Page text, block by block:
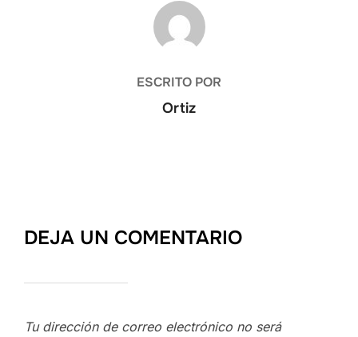
AUTOR DE LA PUBLICACIÓN
ESCRITO POR
Ortiz
DEJA UN COMENTARIO
Tu dirección de correo electrónico no será